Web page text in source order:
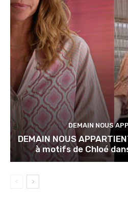
DEMAIN NOUS
DEMAIN NOUS
à motifs de Chloé